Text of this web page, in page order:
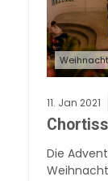
11. Jan 2021
Die